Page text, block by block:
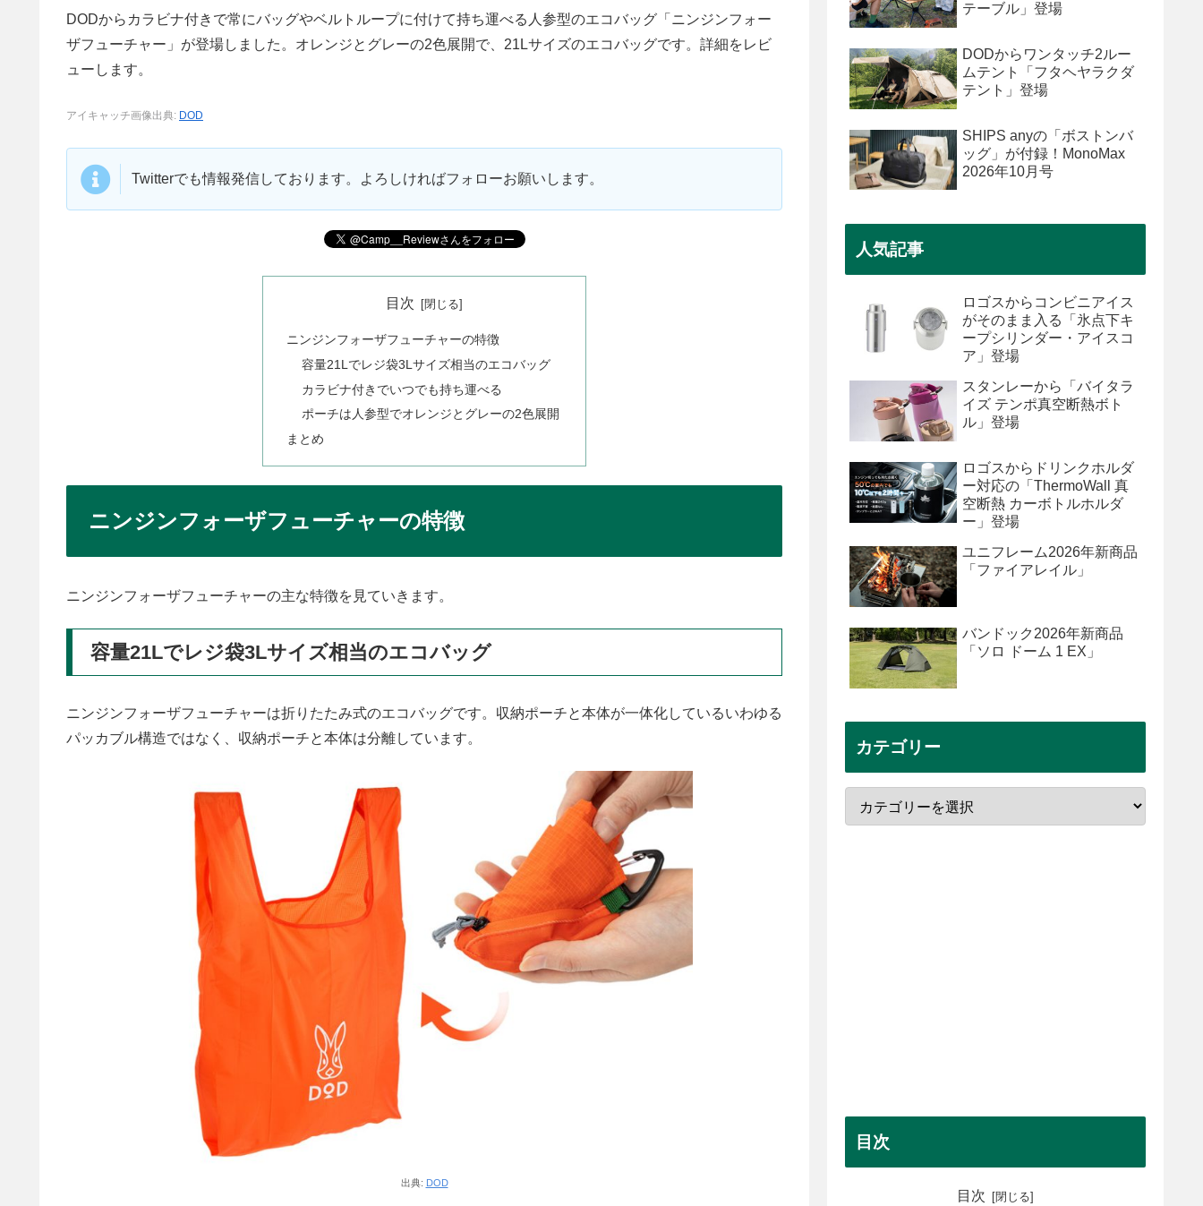
DODからカラビナ付きで常にバッグやベルトループに付けて持ち運べる人参型のエコバッグ「ニンジンフォー
ザフューチャー」が登場しました。オレンジとグレーの2色展開で、21Lサイズのエコバッグです。詳細をレビ
ューします。
アイキャッチ画像出典: DOD
Twitterでも情報発信しております。よろしければフォローお願いします。
目次
ニンジンフォーザフューチャーの特徴
容量21Lでレジ袋3Lサイズ相当のエコバッグ
カラビナ付きでいつでも持ち運べる
ポーチは人参型でオレンジとグレーの2色展開
まとめ
ニンジンフォーザフューチャーの特徴
ニンジンフォーザフューチャーの主な特徴を見ていきます。
容量21Lでレジ袋3Lサイズ相当のエコバッグ
ニンジンフォーザフューチャーは折りたたみ式のエコバッグです。収納ポーチと本体が一体化しているいわゆる
パッカブル構造ではなく、収納ポーチと本体は分離しています。
出典: DOD
テーブル」登場
DODからワンタッチ2ルー
ムテント「フタヘヤラクダ
テント」登場
SHIPS anyの「ボストンバ
ッグ」が付録！MonoMax
2026年10月号
人気記事
ロゴスからコンビニアイス
がそのまま入る「氷点下キ
ープシリンダー・アイスコ
ア」登場
スタンレーから「バイタラ
イズ テンポ真空断熱ボト
ル」登場
ロゴスからドリンクホルダ
ー対応の「ThermoWall 真
空断熱 カーボトルホルダ
ー」登場
ユニフレーム2026年新商品
「ファイアレイル」
バンドック2026年新商品
「ソロ ドーム 1 EX」
カテゴリー
目次
目次